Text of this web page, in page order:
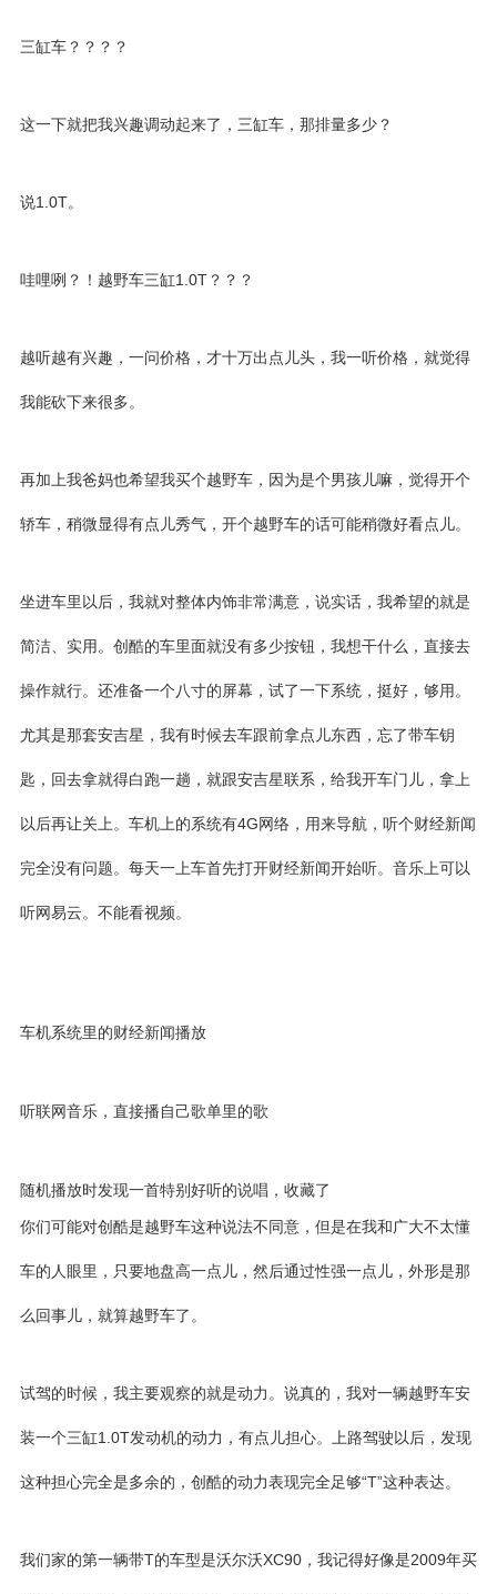
三缸车？？？？
这一下就把我兴趣调动起来了，三缸车，那排量多少？
说1.0T。
哇哩咧？！越野车三缸1.0T？？？
越听越有兴趣，一问价格，才十万出点儿头，我一听价格，就觉得
我能砍下来很多。
再加上我爸妈也希望我买个越野车，因为是个男孩儿嘛，觉得开个
轿车，稍微显得有点儿秀气，开个越野车的话可能稍微好看点儿。
坐进车里以后，我就对整体内饰非常满意，说实话，我希望的就是
简洁、实用。创酷的车里面就没有多少按钮，我想干什么，直接去
操作就行。还准备一个八寸的屏幕，试了一下系统，挺好，够用。
尤其是那套安吉星 ，我有时候去车跟前拿点儿东西，忘了带车钥
匙，回去拿就得白跑一趟，就跟安吉星联系，给我开车门儿，拿上
以后再让关上。车机上的系统有4G网络，用来导航，听个财经新闻
完全没有问题。每天一上车首先打开财经新闻开始听。音乐上可以
听网易云。不能看视频。
车机系统里的财经新闻播放
听联网音乐，直接播自己歌单里的歌
随机播放时发现一首特别好听的说唱，收藏了
你们可能对创酷是越野车这种说法不同意，但是在我和广大不太懂
车的人眼里，只要地盘高一点儿，然后通过性强一点儿，外形是那
么回事儿，就算越野车了。
试驾的时候，我主要观察的就是动力。说真的，我对一辆越野车安
装一个三缸1.0T发动机的动力，有点儿担心。上路驾驶以后，发现
这种担心完全是多余的，创酷的动力表现完全足够“T”这种表达。
我们家的第一辆带T的车型是沃尔沃XC90 ，我记得好像是2009年买